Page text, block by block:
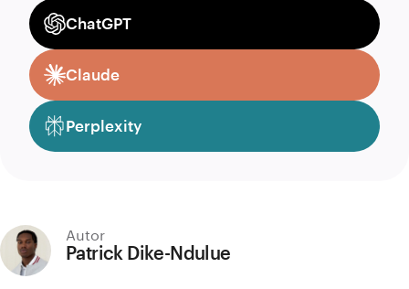
ChatGPT
Claude
Perplexity
Autor
Patrick Dike-Ndulue